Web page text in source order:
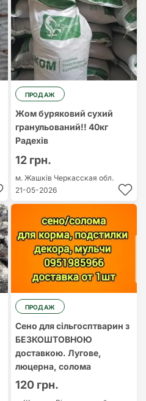
ПРОДАЖ
Жом буряковий сухий
гранульований!! 40кг
Радехів
12 грн.
м. Жашків Черкасская обл.
21-05-2026
ПРОДАЖ
Сено для сільгосптварин з
БЕЗКОШТОВНОЮ
доставкою. Лугове,
люцерна, солома
120 грн.